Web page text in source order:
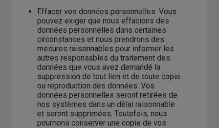
Effacer vos données personnelles. Vous
pouvez exiger que nous effacions des
données personnelles dans certaines
circonstances et nous prendrons des
mesures raisonnables pour informer les
autres responsables du traitement des
données que vous avez demandé la
suppression de tout lien et de toute copie
ou reproduction des données. Vos
données personnelles seront retirées de
nos systèmes dans un délai raisonnable
et seront supprimées. Toutefois, nous
pourrions conserver une copie de vos